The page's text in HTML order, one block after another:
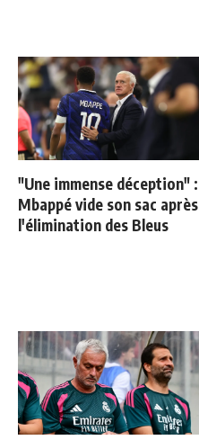
"Une immense déception" :
Mbappé vide son sac après
l'élimination des Bleus